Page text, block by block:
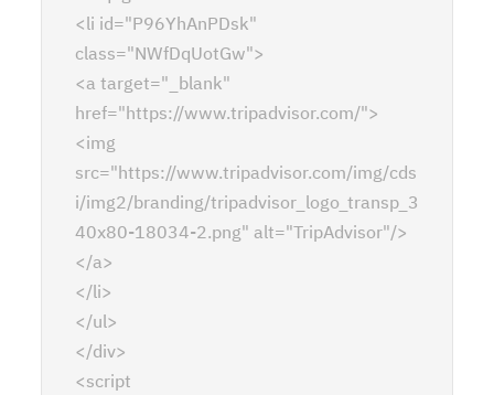
<li id="P96YhAnPDsk"
class="NWfDqUotGw">
<a target="_blank"
href="https://www.tripadvisor.com/">
<img
src="https://www.tripadvisor.com/img/cds
i/img2/branding/tripadvisor_logo_transp_3
40x80-18034-2.png" alt="TripAdvisor"/>
</a>
</li>
</ul>
</div>
<script